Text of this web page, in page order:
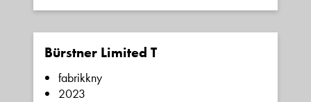
Hva gjelder det?
Bürstner Limited T
fabrikkny
2023